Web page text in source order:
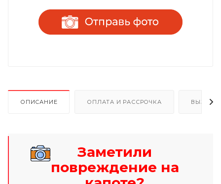
ОПИСАНИЕ ОПЛАТА И РАССРОЧКА ВЫЗОВ
Заметили
повреждение на